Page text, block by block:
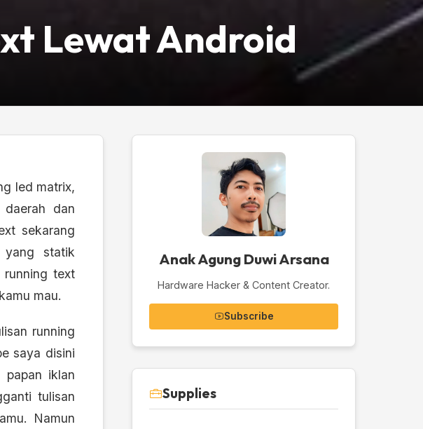
Lewat Android
led matrix,
dan
sekarang
statik
running text
mau.
running
saya disini
iklan
tulisan
Namun
Anak Agung Duwi Arsana
Hardware Hacker & Content Creator.
Subscribe
Supplies